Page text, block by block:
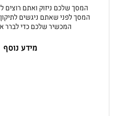
המסך שלכם ניזוק ואתם
המסך לפני שאתם ניגשים
המכשיר שלכם כדי לברר
מידע נוסף